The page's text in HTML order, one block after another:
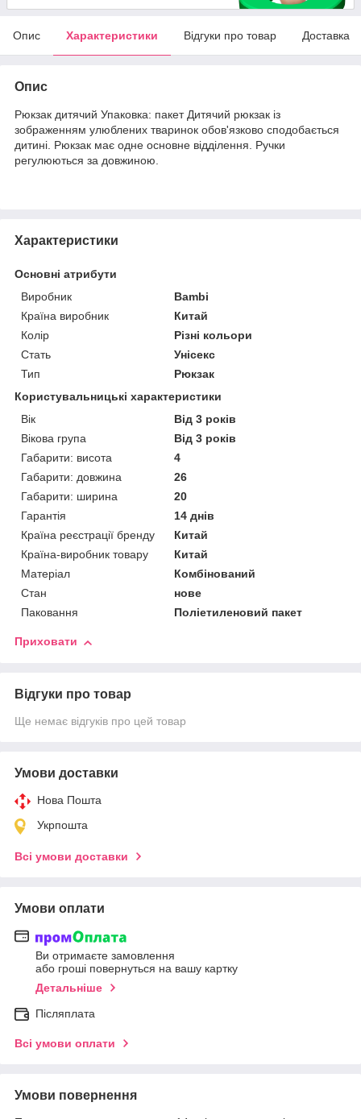
Опис Характеристики Відгуки про товар Доставка
Опис
Рюкзак дитячий Упаковка: пакет Дитячий рюкзак із
зображенням улюблених тваринок обов'язково сподобається
дитині. Рюкзак має одне основне відділення. Ручки
регулюються за довжиною.
Характеристики
Основні атрибути
Виробник
Bambi
Країна виробник
Китай
Колір
Різні кольори
Стать
Унісекс
Тип
Рюкзак
Користувальницькі характеристики
Вік
Від 3 років
Вікова група
Від 3 років
Габарити: висота
4
Габарити: довжина
26
Габарити: ширина
20
Гарантія
14 днів
Країна реєстрації бренду
Китай
Країна-виробник товару
Китай
Матеріал
Комбінований
Стан
нове
Паковання
Поліетиленовий пакет
Приховати
Відгуки про товар
Ще немає відгуків про цей товар
Умови доставки
Нова Пошта
Укрпошта
Всі умови доставки
Умови оплати
Ви отримаєте замовлення
або гроші повернуться на вашу картку
Детальніше
Післяплата
Всі умови оплати
Умови повернення